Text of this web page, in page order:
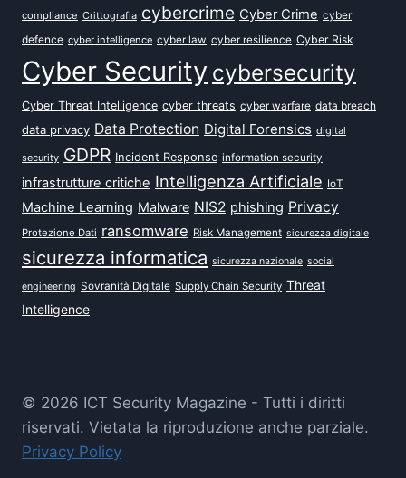
compliance Crittografia cybercrime Cyber Crime cyber
defence cyber intelligence cyber law cyber resilience Cyber Risk
Cyber Security cybersecurity
Cyber Threat Intelligence cyber threats cyber warfare data breach
data privacy Data Protection Digital Forensics digital
security GDPR Incident Response information security
infrastrutture critiche Intelligenza Artificiale IoT
Machine Learning Malware NIS2 phishing Privacy
Protezione Dati ransomware Risk Management sicurezza digitale
sicurezza informatica sicurezza nazionale social
engineering Sovranità Digitale Supply Chain Security Threat
Intelligence
© 2026 ICT Security Magazine - Tutti i diritti
riservati. Vietata la riproduzione anche parziale.
Privacy Policy